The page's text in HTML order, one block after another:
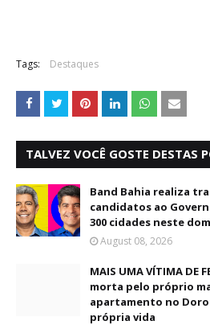
Tags: Destaques
TALVEZ VOCÊ GOSTE DESTAS
Band Bahia realiza
candidatos ao
300 cidades neste
August 08, 2026
MAIS UMA VÍTIMA DE
morta pelo próprio
apartamento no
própria vida